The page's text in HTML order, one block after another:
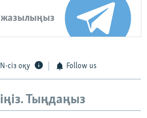
жазылыңыз
сіз оқу Follow us
Тыңдаңыз